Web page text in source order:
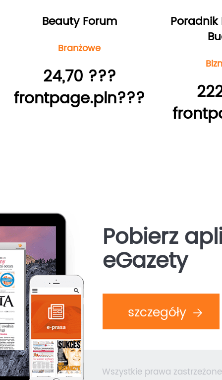
Beauty Forum
Branżowe
24,70 ???
frontpage.pln???
Pobierz
eGazety
szczegóły
Wszystkie prawa